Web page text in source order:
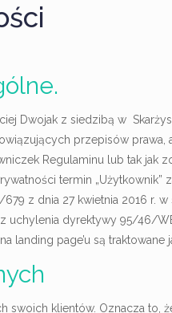
Dwojak z siedzibą w
przepisów prawa,
Regulaminu lub tak
termin „Użytkownik”
679 z dnia 27 kwietnia 2016
uchylenia dyrektywy 95/46/
landing page’u są
swoich klientów. Oznacza to,